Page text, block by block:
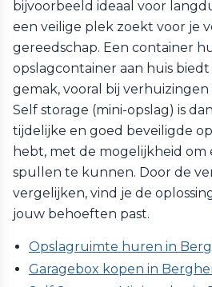
bijvoorbeeld ideaal voor
een veilige plek zoekt voor je
gereedschap. Een container
opslagcontainer aan huis
gemak, vooral bij
Self storage (mini-opslag) is
tijdelijke en goed beveiligde
hebt, met de mogelijkheid om
spullen te kunnen. Door de
vergelijken, vind je de
jouw behoeften past.
Opslagruimte huren in
Garagebox kopen in